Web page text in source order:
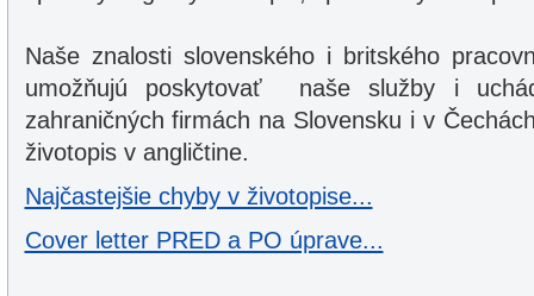
Naše znalosti slovenského i britského
umožňujú poskytovať naše služby i
zahraničných firmách na Slovensku i v
životopis v angličtine.
Najčastejšie chyby v životopise...
Cover letter PRED a PO úprave...